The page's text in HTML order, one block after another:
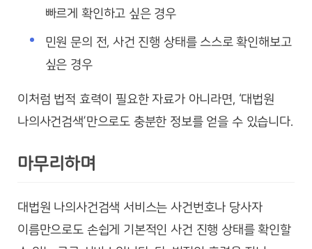
빠르게 확인하고 싶은 경우
민원 문의 전, 사건 진행 상태를 스스로 확인해보고
싶은 경우
이처럼 법적 효력이 필요한 자료가 아니라면, ‘대법원
나의사건검색’만으로도 충분한 정보를 얻을 수 있습니다.
마무리하며
대법원 나의사건검색 서비스는 사건번호나 당사자
이름만으로도 손쉽게 기본적인 사건 진행 상태를 확인할